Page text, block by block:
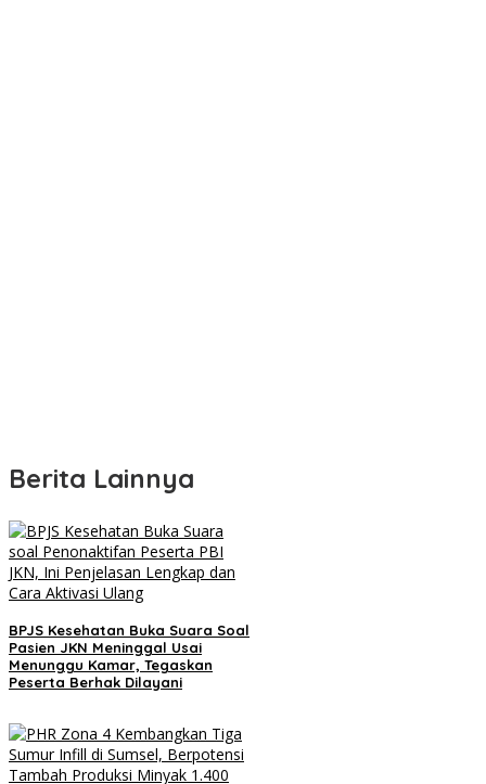
Berita Lainnya
BPJS Kesehatan Buka Suara Soal
Pasien JKN Meninggal Usai
Menunggu Kamar, Tegaskan
Peserta Berhak Dilayani